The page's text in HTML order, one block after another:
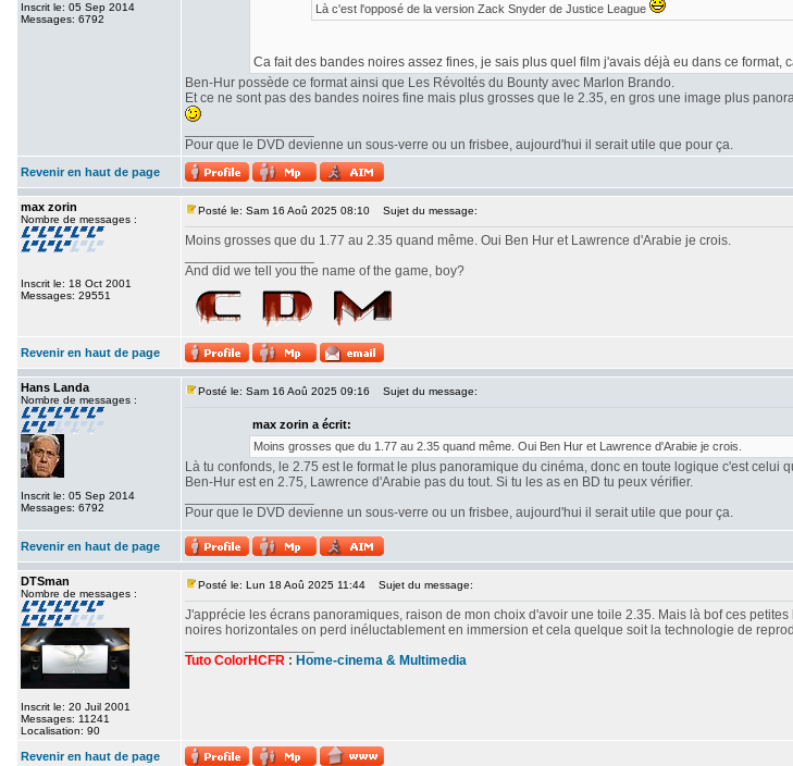
Inscrit le: 05 Sep 2014
Messages: 6792
Là c'est l'opposé de la version Zack Snyder de Justice League
Ca fait des bandes noires assez fines, je sais plus quel film j'avais déjà eu dans ce format,
Ben-Hur possède ce format ainsi que Les Révoltés du Bounty avec Marlon Brando.
Et ce ne sont pas des bandes noires fine mais plus grosses que le 2.35, en gros une image plus
Pour que le DVD devienne un sous-verre ou un frisbee, aujourd'hui il serait utile que pour ça.
Revenir en haut de page
max zorin
Nombre de messages :
Inscrit le: 18 Oct 2001
Messages: 29551
Posté le: Sam 16 Aoû 2025 08:10 Sujet du message:
Moins grosses que du 1.77 au 2.35 quand même. Oui Ben Hur et Lawrence d'Arabie je crois.
And did we tell you the name of the game, boy?
Revenir en haut de page
Hans Landa
Nombre de messages :
Inscrit le: 05 Sep 2014
Messages: 6792
Posté le: Sam 16 Aoû 2025 09:16 Sujet du message:
max zorin a écrit:
Moins grosses que du 1.77 au 2.35 quand même. Oui Ben Hur et Lawrence d'Arabie je crois.
Là tu confonds, le 2.75 est le format le plus panoramique du cinéma, donc en toute logique c'est celui
Ben-Hur est en 2.75, Lawrence d'Arabie pas du tout. Si tu les as en BD tu peux vérifier.
Pour que le DVD devienne un sous-verre ou un frisbee, aujourd'hui il serait utile que pour ça.
Revenir en haut de page
DTSman
Nombre de messages :
Inscrit le: 20 Juil 2001
Messages: 11241
Localisation: 90
Posté le: Lun 18 Aoû 2025 11:44 Sujet du message:
J'apprécie les écrans panoramiques, raison de mon choix d'avoir une toile 2.35. Mais là bof ces
noires horizontales on perd inéluctablement en immersion et cela quelque soit la technologie de
Tuto ColorHCFR : Home-cinema & Multimedia
Revenir en haut de page